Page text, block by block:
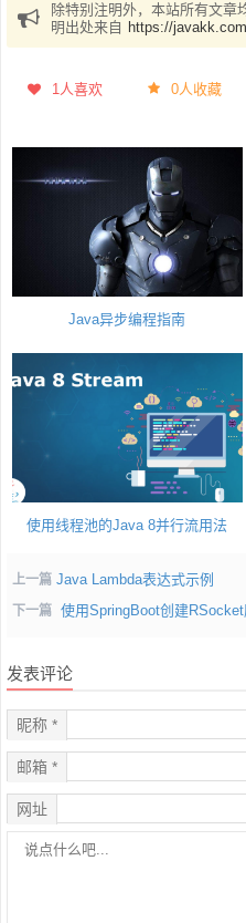
除特别注明外，本站所有文章
明出处来自 https://
1人喜欢 0人收藏
Java异步编程指南
使用线程池的Java 8并行流用法
上一篇 Java Lambda表达式示例
下一篇 使用SpringBoot创建
发表评论
昵称 *
邮箱 *
网址